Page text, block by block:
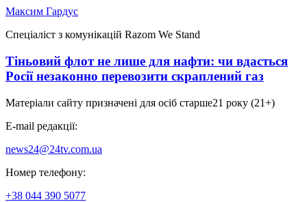
Максим Гардус
Спеціаліст з комунікацій Razom We Stand
Тіньовий флот не лише для нафти: чи вдасться
Росії незаконно перевозити скраплений газ
Матеріали сайту призначені для осіб старше21 року (21+)
E-mail редакції:
news24@24tv.com.ua
Номер телефону:
+38 044 390 5077